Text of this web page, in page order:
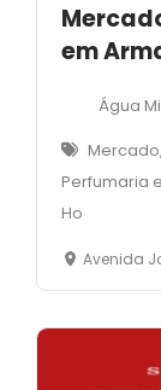
em
Água
Perfumaria
Ho
Avenida José Bento